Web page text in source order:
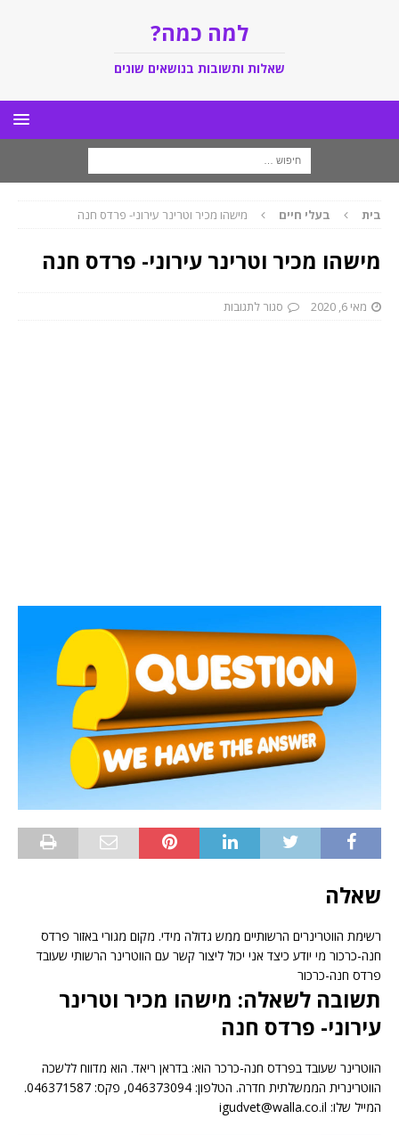
למה כמה?
שאלות ותשובות בנושאים שונים
בית בעלי חיים מישהו מכיר וטרינר עירוני- פרדס חנה
מישהו מכיר וטרינר עירוני- פרדס חנה
מאי 6, 2020 סגור לתגובות
שאלה
רשימת הווטרינרים הרשותיים ממש גדולה מידי. מקום מגורי באזור פרדס
חנה-כרכור מי יודע כיצד אני יכול ליצור קשר עם הווטרינר הרשותי שעובד
פרדס חנה-כרכור
תשובה לשאלה: מישהו מכיר וטרינר
עירוני- פרדס חנה
הווטרינר שעובד בפרדס חנה-כרכר הוא: בדראן ריאד. הוא מדווח ללשכה
הווטרינרית הממשלתית חדרה. הטלפון: 046373094, פקס: 046371587.
המייל שלו: igudvet@walla.co.il